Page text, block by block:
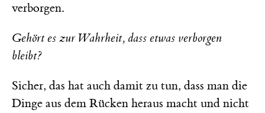
verborgen.
Gehört es zur Wahrheit, dass etwas verborgen
bleibt?
Sicher, das hat auch damit zu tun, dass man die
Dinge aus dem Rücken heraus macht und nicht